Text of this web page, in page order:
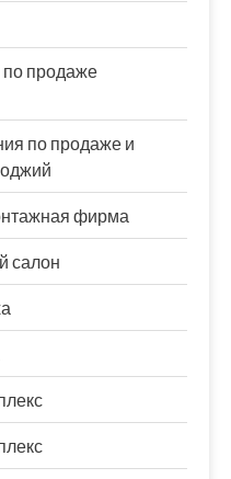
продаже
по продаже и
фирма
салон